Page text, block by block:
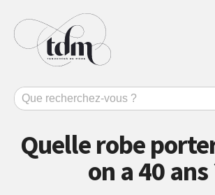
Quelle robe
on a 40 ans